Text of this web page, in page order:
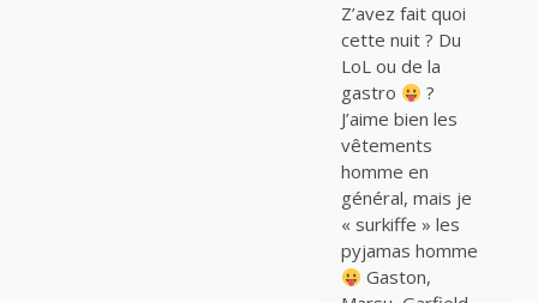
Z’avez fait quoi
cette nuit ? Du
LoL ou de la
gastro
?
J’aime bien les
vêtements
homme en
général, mais je
« surkiffe » les
pyjamas homme
Gaston,